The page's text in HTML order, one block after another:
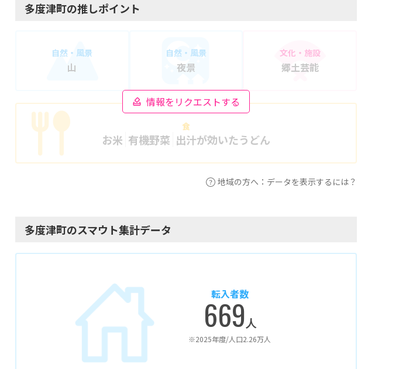
多度津町の推しポイント
情報をリクエストする
自然・風景
山
自然・風景
夜景
文化・施設
郷土芸能
食
お米 有機野菜 出汁が効いたうどん
地域の方へ：データを表示するには？
多度津町のスマウト集計データ
転入者数
669人
※2025年度/人口2.26万人